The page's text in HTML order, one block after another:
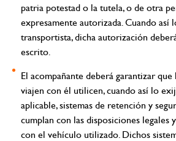
patria potestad o la tutela, o de otra
expresamente autorizada. Cuando así
transportista, dicha autorización
escrito.
El acompañante deberá garantizar
viajen con él utilicen, cuando así lo
aplicable, sistemas de retención y
cumplan con las disposiciones legales
con el vehículo utilizado. Dichos